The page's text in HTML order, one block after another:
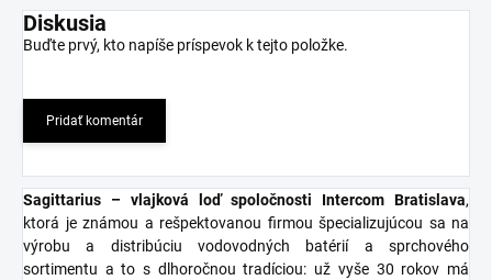
Diskusia
Buďte prvý, kto napíše príspevok k tejto položke.
Pridať komentár
Sagittarius – vlajková loď spoločnosti Intercom Bratislava,
ktorá je známou a rešpektovanou firmou špecializujúcou sa na
výrobu a distribúciu vodovodných batérií a sprchového
sortimentu a to s dlhoročnou tradíciou: už vyše 30 rokov má